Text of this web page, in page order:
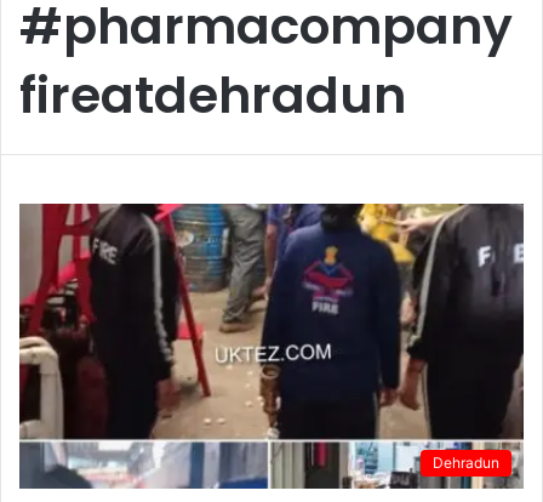
#pharmacompany
fireatdehradun
Dehradun